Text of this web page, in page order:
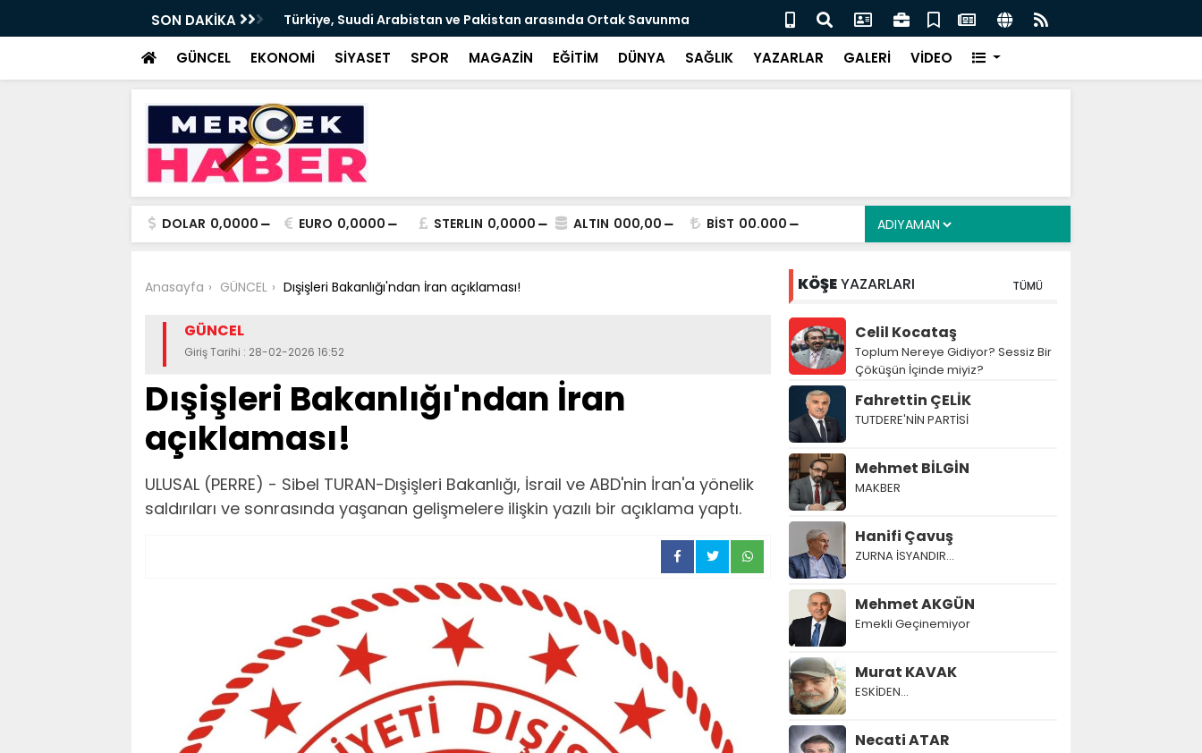
SON DAKİKA
Suudi Arabistan ve Pakistan arasında Ortak Savunma
Bakan Göktaş, 34 yıl sonra evlat sahibi olan Doğan çifti için
devrede
DEAŞ'a 30 ilde eş zamanlı operasyon: 104 şüpheli
Videolu Haber
GÜNCEL EKONOMİ SİYASET SPOR MAGAZİN EĞİTİM DÜNYA SAĞLIK YAZARLAR GALERİ VİDEO
DOLAR 0,0000 EURO 0,0000 STERLIN 0,0000 ALTIN 000,00 BİST 00.000
Anasayfa GÜNCEL Dışişleri Bakanlığı'ndan İran açıklaması!
GÜNCEL
Giriş Tarihi : 28-02-2026 16:52
Dışişleri Bakanlığı'ndan İran
açıklaması!
ULUSAL (PERRE) - Sibel TURAN-Dışişleri Bakanlığı, İsrail ve ABD'nin İran'a yönelik
saldırıları ve sonrasında yaşanan gelişmelere ilişkin yazılı bir açıklama yaptı.
KÖŞEYAZARLARI TÜMÜ
Celil Kocataş
Toplum Nereye Gidiyor? Sessiz Bir
Çöküşün İçinde miyiz?
Fahrettin ÇELİK
TUTDERE'NİN PARTİSİ
Mehmet BİLGİN
MAKBER
Hanifi Çavuş
ZURNA İSYANDIR...
Mehmet AKGÜN
Emekli Geçinemiyor
Murat KAVAK
ESKİDEN...
Necati ATAR